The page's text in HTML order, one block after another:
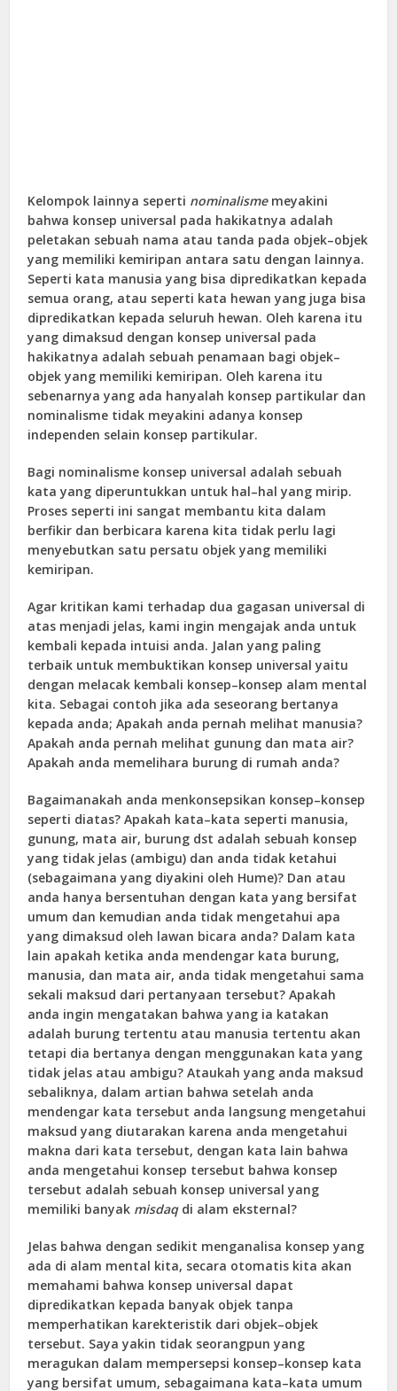
Kelompok lainnya seperti nominalismemeyakini
bahwa konsep universal pada hakikatnya adalah
peletakan sebuah nama atau tanda pada objek–objek
yang memiliki kemiripan antara satu dengan lainnya.
Seperti kata manusia yang bisa dipredikatkan kepada
semua orang, atau seperti kata hewan yang juga bisa
dipredikatkan kepada seluruh hewan. Oleh karena itu
yang dimaksud dengan konsep universal pada
hakikatnya adalah sebuah penamaan bagi objek–
objek yang memiliki kemiripan. Oleh karena itu
sebenarnya yang ada hanyalah konsep partikular dan
nominalisme tidak meyakini adanya konsep
independen selain konsep partikular.
Bagi nominalisme konsep universal adalah sebuah
kata yang diperuntukkan untuk hal–hal yang mirip.
Proses seperti ini sangat membantu kita dalam
berfikir dan berbicara karena kita tidak perlu lagi
menyebutkan satu persatu objek yang memiliki
kemiripan.
Agar kritikan kami terhadap dua gagasan universal di
atas menjadi jelas, kami ingin mengajak anda untuk
kembali kepada intuisi anda. Jalan yang paling
terbaik untuk membuktikan konsep universal yaitu
dengan melacak kembali konsep–konsep alam mental
kita. Sebagai contoh jika ada seseorang bertanya
kepada anda; Apakah anda pernah melihat manusia?
Apakah anda pernah melihat gunung dan mata air?
Apakah anda memelihara burung di rumah anda?
Bagaimanakah anda menkonsepsikan konsep–konsep
seperti diatas? Apakah kata–kata seperti manusia,
gunung, mata air, burung dst adalah sebuah konsep
yang tidak jelas (ambigu) dan anda tidak ketahui
(sebagaimana yang diyakini oleh Hume)? Dan atau
anda hanya bersentuhan dengan kata yang bersifat
umum dan kemudian anda tidak mengetahui apa
yang dimaksud oleh lawan bicara anda? Dalam kata
lain apakah ketika anda mendengar kata burung,
manusia, dan mata air, anda tidak mengetahui sama
sekali maksud dari pertanyaan tersebut? Apakah
anda ingin mengatakan bahwa yang ia katakan
adalah burung tertentu atau manusia tertentu akan
tetapi dia bertanya dengan menggunakan kata yang
tidak jelas atau ambigu? Ataukah yang anda maksud
sebaliknya, dalam artian bahwa setelah anda
mendengar kata tersebut anda langsung mengetahui
maksud yang diutarakan karena anda mengetahui
makna dari kata tersebut, dengan kata lain bahwa
anda mengetahui konsep tersebut bahwa konsep
tersebut adalah sebuah konsep universal yang
memiliki banyak misdaqdi alam eksternal?
Jelas bahwa dengan sedikit menganalisa konsep yang
ada di alam mental kita, secara otomatis kita akan
memahami bahwa konsep universal dapat
dipredikatkan kepada banyak objek tanpa
memperhatikan karekteristik dari objek–objek
tersebut. Saya yakin tidak seorangpun yang
meragukan dalam mempersepsi konsep–konsep kata
yang bersifat umum, sebagaimana kata–kata umum